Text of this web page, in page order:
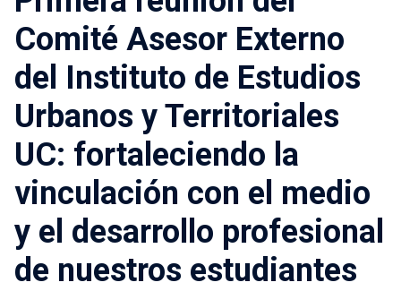
Comité Asesor Externo
del Instituto de Estudios
Urbanos y Territoriales
UC: fortaleciendo la
vinculación con el medio
y el desarrollo profesional
de nuestros estudiantes